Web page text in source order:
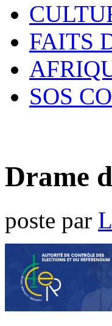
FAITS
SOS
Drame
poste par